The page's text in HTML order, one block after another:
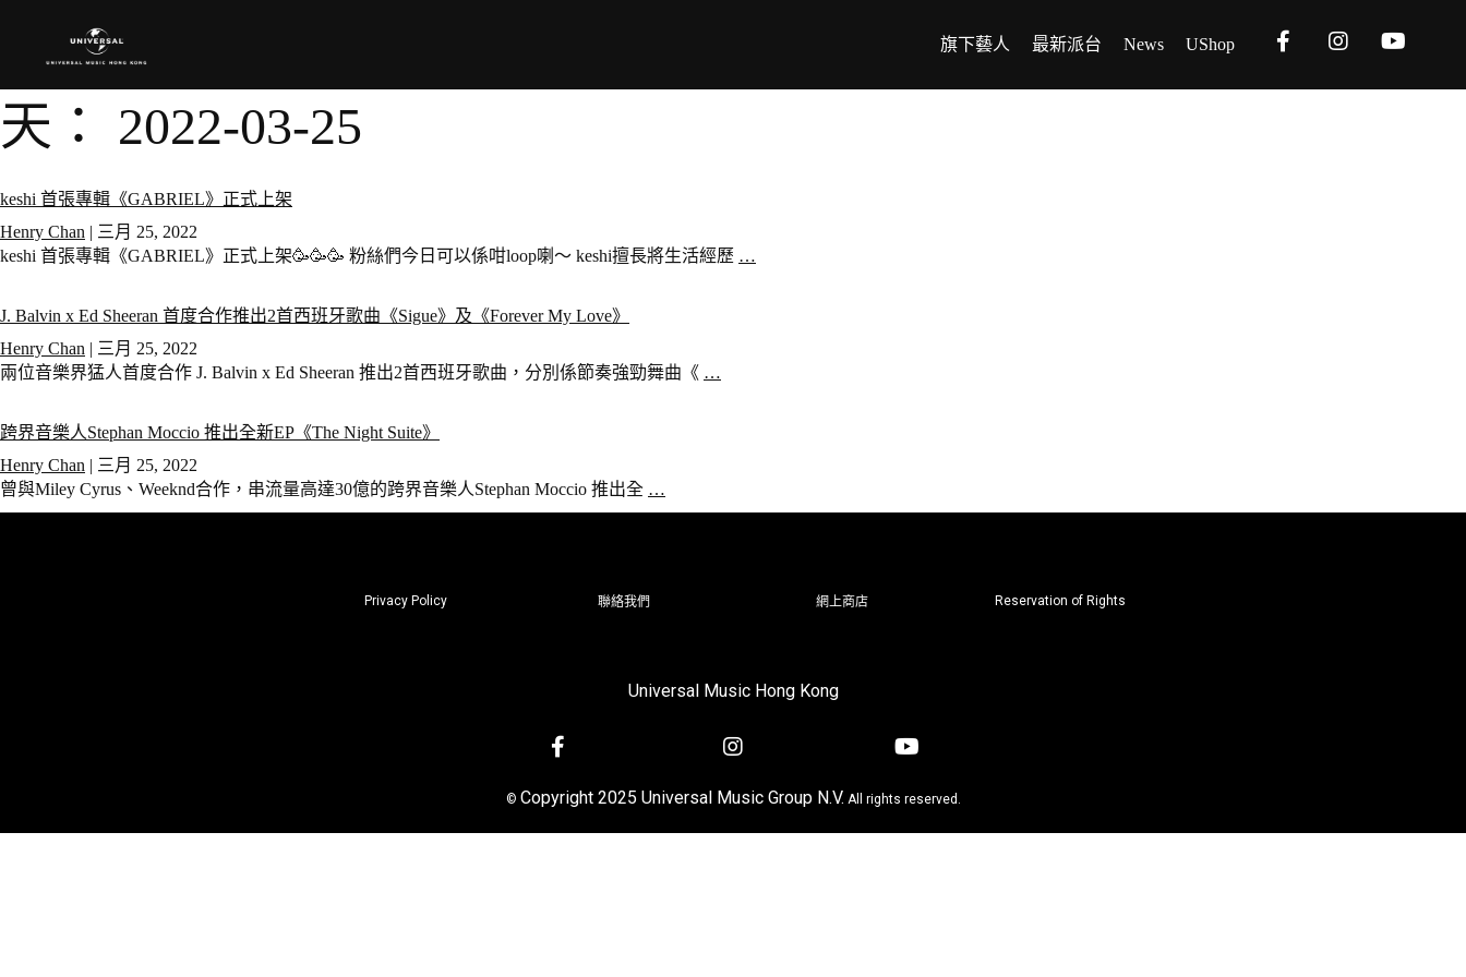
旗下藝人 最新派台 News UShop
天： 2022-03-25
keshi 首張專輯《GABRIEL》正式上架
Henry Chan | 三月 25, 2022
keshi 首張專輯《GABRIEL》正式上架🥳🥳🥳 粉絲們今日可以係咁loop喇～ keshi擅長將生活經歷 …
J. Balvin x Ed Sheeran 首度合作推出2首西班牙歌曲《Sigue》及《Forever My Love》
Henry Chan | 三月 25, 2022
兩位音樂界猛人首度合作 J. Balvin x Ed Sheeran 推出2首西班牙歌曲，分別係節奏強勁舞曲《 …
跨界音樂人Stephan Moccio 推出全新EP《The Night Suite》
Henry Chan | 三月 25, 2022
曾與Miley Cyrus、Weeknd合作，串流量高達30億的跨界音樂人Stephan Moccio 推出全 …
Privacy Policy 聯絡我們 網上商店 Reservation of Rights
Universal Music Hong Kong
© Copyright 2025 Universal Music Group N.V. All rights reserved.